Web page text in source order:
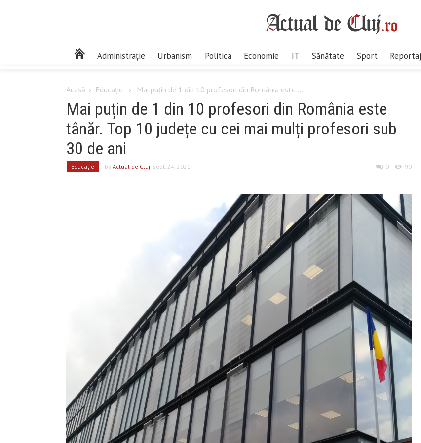
Administrație Urbanism Politica Economie IT Sănătate Sport Reportaj
Acasă Educaţie Mai puțin de 1 din 10 profesori din România este ...
Mai puțin de 1 din 10 profesori din România este
tânăr. Top 10 județe cu cei mai mulți profesori sub
30 de ani
Educaţie byActual de Cluj- sept. 24, 2021 0 90